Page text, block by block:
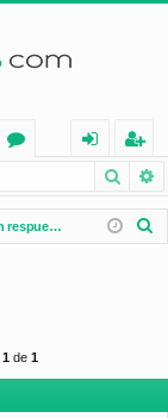
os
nt
ifi
eg
ist
ra
Temas sin respuesta
1de 1